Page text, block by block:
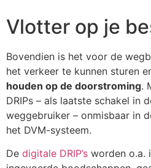
Vlotter op je
Bovendien is het voor de
het verkeer te kunnen sturen
houden op de doorstroming.
DRIPs – als laatste schakel in
weggebruiker – onmisbaar in
het DVM-systeem.
De digitale DRIP’s worden o.a.